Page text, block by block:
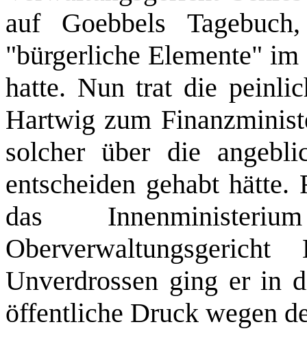
auf Goebbels
"bürgerliche Elemente"
hatte. Nun trat die
Hartwig zum
solcher über die
entscheiden gehabt
das
Unverdrossen ging er in
öffentliche Druck wegen